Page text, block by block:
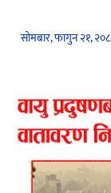
सोमबार, फागुन २१,